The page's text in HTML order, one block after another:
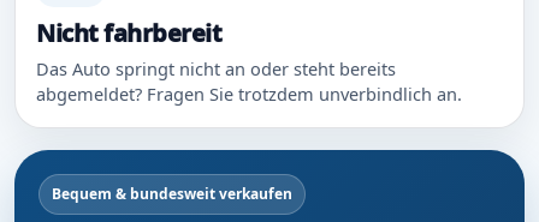
Nicht fahrbereit
Das Auto springt nicht an oder steht bereits
abgemeldet? Fragen Sie trotzdem unverbindlich an.
Bequem & bundesweit verkaufen